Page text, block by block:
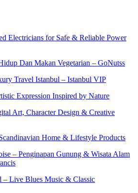
Electricians for Safe & Reliable Power
Dan Makan Vegetarian – GoNutss
Travel Istanbul – Istanbul VIP
Expression Inspired by Nature
Art, Character Design & Creative
Home & Lifestyle Products
– Penginapan Gunung & Wisata Alam
– Live Blues Music & Classic